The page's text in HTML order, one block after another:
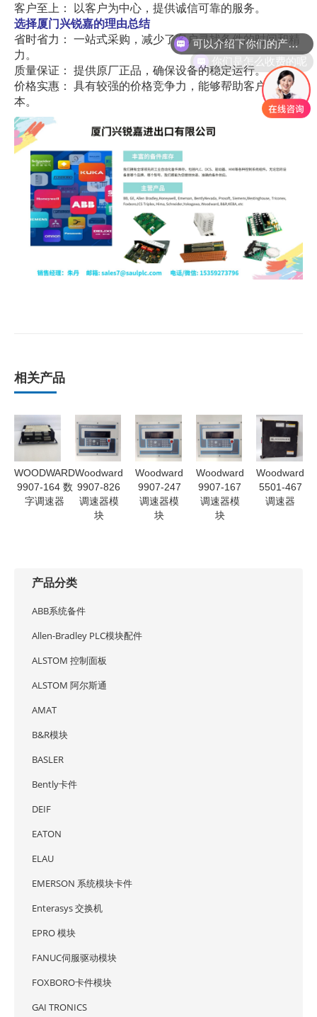
客户至上： 以客户为中心，提供诚信可靠的服务。
选择厦门兴锐嘉的理由总结
省时省力： 一站式采购，减少了客户寻找备件的时间和精
力。
质量保证： 提供原厂正品，确保设备的稳定运行。
价格实惠： 具有较强的价格竞争力，能够帮助客户降低成
本。
相关产品
WOODWARD
9907-164 数
字调速器
Woodward
9907-826
调速器模
块
Woodward
9907-247
调速器模
块
Woodward
9907-167
调速器模
块
Woodward
5501-467
调速器
产品分类
ABB系统备件
Allen-Bradley PLC模块配件
ALSTOM 控制面板
ALSTOM 阿尔斯通
AMAT
B&R模块
BASLER
Bently卡件
DEIF
EATON
ELAU
EMERSON 系统模块卡件
Enterasys 交换机
EPRO 模块
FANUC伺服驱动模块
FOXBORO卡件模块
GAI TRONICS
你们是怎么收费的呢